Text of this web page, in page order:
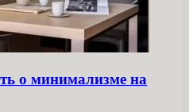
о минимализме на